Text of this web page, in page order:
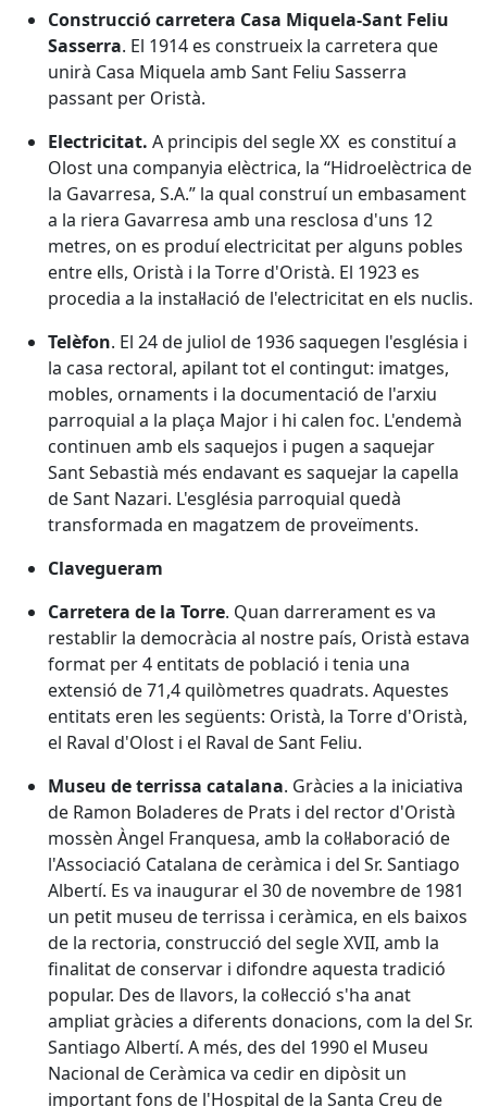
Construcció carretera Casa Miquela-Sant Feliu
Sasserra. El 1914 es construeix la carretera que
unirà Casa Miquela amb Sant Feliu Sasserra
passant per Oristà.
Electricitat. A principis del segle XX es constituí a
Olost una companyia elèctrica, la “Hidroelèctrica de
la Gavarresa, S.A.” la qual construí un embasament
a la riera Gavarresa amb una resclosa d'uns 12
metres, on es produí electricitat per alguns pobles
entre ells, Oristà i la Torre d'Oristà. El 1923 es
procedia a la instal·lació de l'electricitat en els nuclis.
Telèfon. El 24 de juliol de 1936 saquegen l'església i
la casa rectoral, apilant tot el contingut: imatges,
mobles, ornaments i la documentació de l'arxiu
parroquial a la plaça Major i hi calen foc. L'endemà
continuen amb els saquejos i pugen a saquejar
Sant Sebastià més endavant es saquejar la capella
de Sant Nazari. L'església parroquial quedà
transformada en magatzem de proveïments.
Clavegueram
Carretera de la Torre. Quan darrerament es va
restablir la democràcia al nostre país, Oristà estava
format per 4 entitats de població i tenia una
extensió de 71,4 quilòmetres quadrats. Aquestes
entitats eren les següents: Oristà, la Torre d'Oristà,
el Raval d'Olost i el Raval de Sant Feliu.
Museu de terrissa catalana. Gràcies a la iniciativa
de Ramon Boladeres de Prats i del rector d'Oristà
mossèn Àngel Franquesa, amb la col·laboració de
l'Associació Catalana de ceràmica i del Sr. Santiago
Albertí. Es va inaugurar el 30 de novembre de 1981
un petit museu de terrissa i ceràmica, en els baixos
de la rectoria, construcció del segle XVII, amb la
finalitat de conservar i difondre aquesta tradició
popular. Des de llavors, la col·lecció s'ha anat
ampliat gràcies a diferents donacions, com la del Sr.
Santiago Albertí. A més, des del 1990 el Museu
Nacional de Ceràmica va cedir en dipòsit un
important fons de l'Hospital de la Santa Creu de